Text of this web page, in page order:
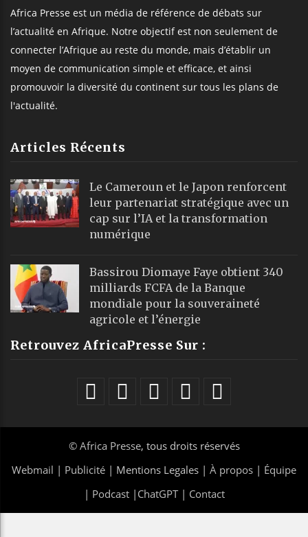
Africa Presse est un média de référence de débats sur
l’actualité en Afrique. Notre objectif est non seulement de
connecter l’Afrique au reste du monde, mais d’établir un
moyen de communication simple et efficace, et ainsi
promouvoir la diversité du continent sur tous les plans de
l'actualité.
Articles Récents
Le Cameroun et le Japon renforcent
leur partenariat stratégique avec un
cap sur l’IA et la transformation
numérique
Bassirou Diomaye Faye obtient 340
milliards FCFA de la Banque
mondiale pour la souveraineté
agricole et l’énergie
Retrouvez AfricaPresse Sur :
© Africa Presse, tous droits réservés
Webmail | Publicité | Mentions Legales | À propos | Équipe
| Podcast| ChatGPT| Contact